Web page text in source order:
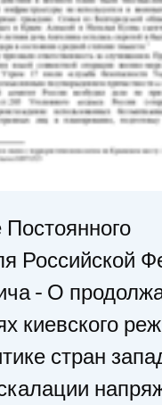
Российской
- О
киевского
стран